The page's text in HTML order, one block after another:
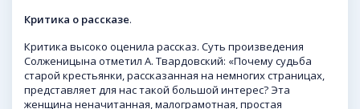
Критика о рассказе.
Критика высоко оценила рассказ. Суть произведения
Солженицына отметил А. Твардовский: «Почему судьба
старой крестьянки, рассказанная на немногих страницах,
представляет для нас такой большой интерес? Эта
женщина неначитанная, малограмотная, простая